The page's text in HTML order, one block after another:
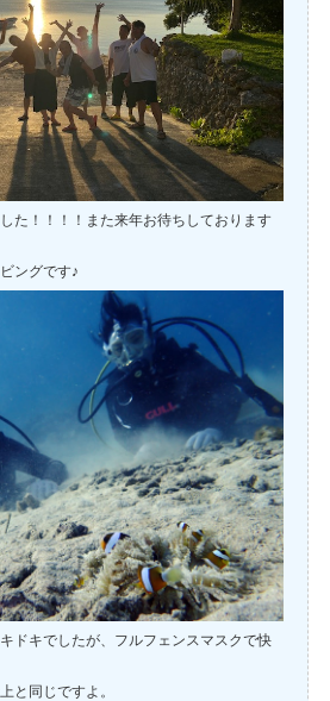
た！！！！また来年お待ちしております
ングです♪
ドキでしたが、フルフェンスマスクで快
と同じですよ。